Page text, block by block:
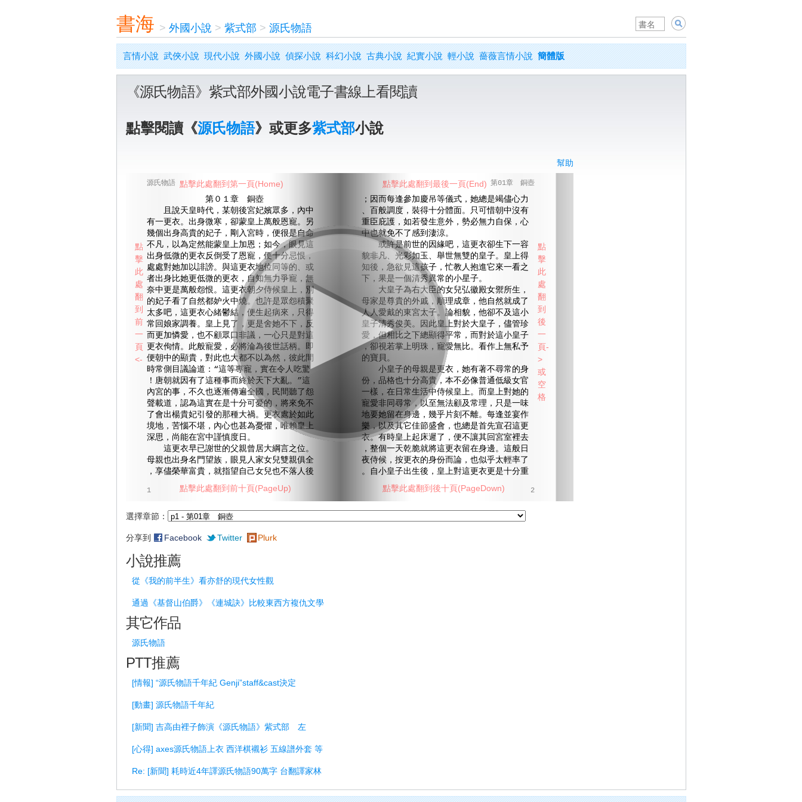
書海 > 外國小說 > 紫式部 > 源氏物語
言情小說 武俠小說 現代小說 外國小說 偵探小說 科幻小說 古典小說 紀實小說 輕小說 薔薇言情小說 簡體版
《源氏物語》紫式部外國小說電子書線上看閱讀
點擊閱讀《源氏物語》或更多紫式部小說
幫助
源氏物語 第01章 銅壺
第０１章 銅壺
且說天皇時代，某朝後宮妃嬪眾多，內中
有一更衣。出身微寒，卻蒙皇上萬般恩寵。另
幾個出身高貴的妃子，剛入宮時，便很是自命
不凡，以為定然能蒙皇上加恩；如今，眼見這
出身低微的更衣反倒受了恩寵，便十分忌恨，
處處對她加以誹謗。與這更衣地位同等的、或
者出身比她更低微的更衣，自知無力爭寵，無
奈中更是萬般怨恨。這更衣朝夕侍候皇上，別
的妃子看了自然都妒火中燒。也許是眾怨積聚
太多吧，這更衣心緒鬱結，便生起病來，只得
常回娘家調養。皇上見了，更是舍她不下，反
而更加憐愛，也不顧眾口非議，一心只是對這
更衣佝情。此般寵愛，必將淪為後世話柄。即
便朝中的顯貴，對此也大都不以為然，彼此間
時常側目議論道：“這等專寵，實在令人吃驚
！唐朝就因有了這種事而終於天下大亂。”這
內宮的事，不久也逐漸傳遍全國，民間聽了怨
聲載道，認為這實在是十分可憂的，將來免不
了會出楊貴妃引發的那種大禍。更衣處於如此
境地，苦惱不堪，內心也甚為憂懼，唯賴皇上
深思，尚能在宮中謹慎度日。
這更衣早已謝世的父親曾居大綱言之位。
母親也出身名門望族，眼見人家女兒雙親俱全
，享儘榮華富貴，就指望自己女兒也不落人後
；因而每逢參加慶吊等儀式，她總是竭儘心力
、百般調度，裝得十分體面。只可惜朝中沒有
重臣庇護，如若發生意外，勢必無力自保，心
中也就免不了感到淒涼。
或許是前世的因緣吧，這更衣卻生下一容
貌非凡、光彩如玉、舉世無雙的皇子。皇上得
知後，急欲見這孩子，忙教人抱進它來一看之
下，果是一個清秀異常的小星子。
大皇子為右大臣的女兒弘徽殿女禦所生，
母家是尊貴的外戚，順理成章，他自然就成了
人人愛戴的東宮太子。論相貌，他卻不及這小
皇子清秀俊美。因此皇上對於大皇子，儘管珍
愛，但相比之下總顯得平常，而對於這小皇子
，卻視若掌上明珠，寵愛無比。看作上無私予
的寶貝。
小皇子的母親是更衣，她有著不尋常的身
份，品格也十分高貴，本不必像普通低級女官
一樣，在日常生活中侍候皇上。而皇上對她的
寵愛非同尋常，以至無法顧及常理，只是一味
地要她留在身邊，幾乎片刻不離。每逢並宴作
樂，以及其它佳節盛會，也總是首先宣召這更
衣。有時皇上起床遲了，便不讓其回宮室裡去
，整個一天乾脆就將這更衣留在身邊。這般日
夜侍候，按更衣的身份而論，也似乎太輕率了
。自小皇子出生後，皇上對這更衣更是十分重
1 2
選擇章節：
分享到 Facebook Twitter Plurk
點擊此處翻到第一頁(Home) 點擊此處翻到最後一頁(End)
點擊此處翻到前十頁(PageUp) 點擊此處翻到後十頁(PageDown)
點
擊
此
處
翻
到
前
一
頁
<-
點
擊
此
處
翻
到
後
一
頁-
>
或
空
格
小說推薦
從《我的前半生》看亦舒的現代女性觀
通過《基督山伯爵》《連城訣》比較東西方複仇文學
其它作品
源氏物語
PTT推薦
[情報] “源氏物語千年紀 Genji”staff&cast決定
[動畫] 源氏物語千年紀
[新聞] 吉高由裡子飾演《源氏物語》紫式部 左
[心得] axes源氏物語上衣 西洋棋襯衫 五線譜外套 等
Re: [新聞] 耗時近4年譯源氏物語90萬字 台翻譯家林